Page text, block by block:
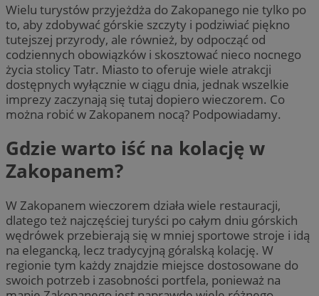
Wielu turystów przyjeżdża do Zakopanego nie tylko po
to, aby zdobywać górskie szczyty i podziwiać piękno
tutejszej przyrody, ale również, by odpocząć od
codziennych obowiązków i skosztować nieco nocnego
życia stolicy Tatr. Miasto to oferuje wiele atrakcji
dostępnych wyłącznie w ciągu dnia, jednak wszelkie
imprezy zaczynają się tutaj dopiero wieczorem. Co
można robić w Zakopanem nocą? Podpowiadamy.
Gdzie warto iść na kolację w
Zakopanem?
W Zakopanem wieczorem działa wiele restauracji,
dlatego też najczęściej turyści po całym dniu górskich
wędrówek przebierają się w mniej sportowe stroje i idą
na elegancką, lecz tradycyjną góralską kolację. W
regionie tym każdy znajdzie miejsce dostosowane do
swoich potrzeb i zasobności portfela, ponieważ na